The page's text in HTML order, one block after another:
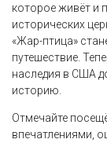
которое живёт и
исторических
«Жар-птица»
путешествие.
наследия в США
историю.
Отмечайте
впечатлениями,